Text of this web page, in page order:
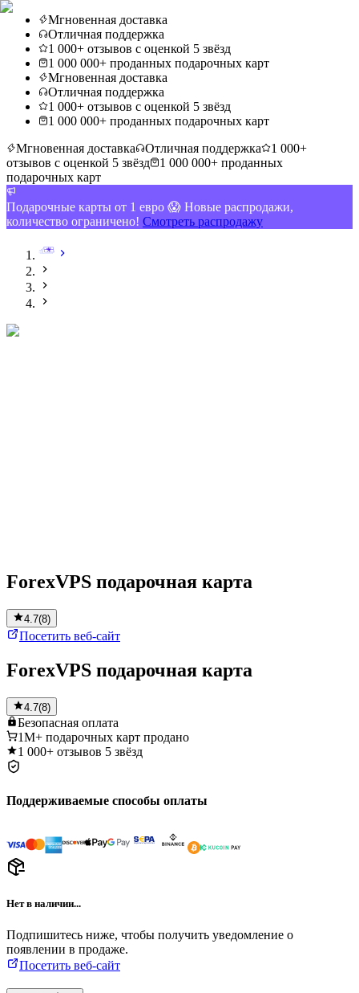
Мгновенная доставка
Отличная поддержка
1 000+ отзывов с оценкой 5 звёзд
1 000 000+ проданных подарочных карт
Мгновенная доставка
Отличная поддержка
1 000+ отзывов с оценкой 5 звёзд
1 000 000+ проданных подарочных карт
Мгновенная доставка
Отличная поддержка
1 000+
отзывов с оценкой 5 звёзд
1 000 000+ проданных
подарочных карт
Подарочные карты от 1 евро 😱 Новые распродажи,
количество ограничено! Смотреть распродажу
ForexVPS подарочная карта
4.7(8)
Посетить веб-сайт
ForexVPS подарочная карта
4.7(8)
Безопасная оплата
1M+ подарочных карт продано
1 000+ отзывов 5 звёзд
Поддерживаемые способы оплаты
Нет в наличии...
Подпишитесь ниже, чтобы получить уведомление о
появлении в продаже.
Посетить веб-сайт